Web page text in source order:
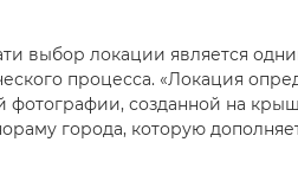
выбор локации является
процесса. «Локация
фотографии, созданной на
города, которую